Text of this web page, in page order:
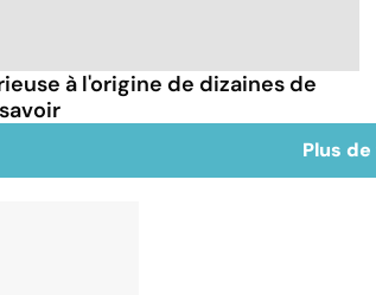
à l'origine de dizaines de
Plus